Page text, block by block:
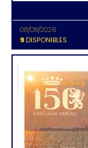
08/08/2026
9DISPONIBLES